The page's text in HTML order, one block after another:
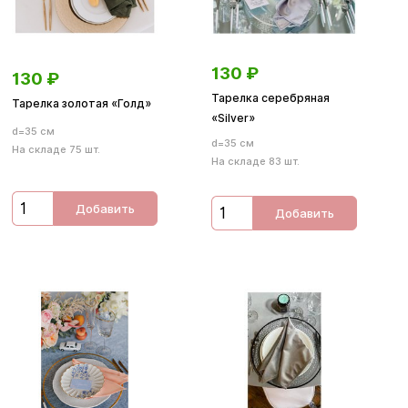
130 ₽
Тарелка золотая «Голд»
d=35 см
На складе 75 шт.
Добавить
130 ₽
Тарелка серебряная
«Silver»
d=35 см
На складе 83 шт.
Добавить